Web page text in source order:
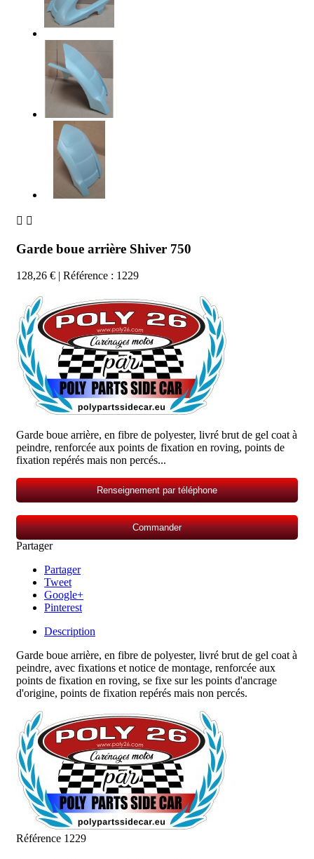
 
Garde boue arrière Shiver 750
128,26 € | Référence : 1229
Garde boue arrière, en fibre de polyester, livré brut de gel coat à
peindre, renforcée aux points de fixation en roving, points de
fixation repérés mais non percés...
Renseignement par téléphone
Commander
Partager
Partager
Tweet
Google+
Pinterest
Description
Garde boue arrière, en fibre de polyester, livré brut de gel coat à
peindre, avec fixations et notice de montage, renforcée aux
points de fixation en roving, se fixe sur les points d'ancrage
d'origine, points de fixation repérés mais non percés.
Référence 1229